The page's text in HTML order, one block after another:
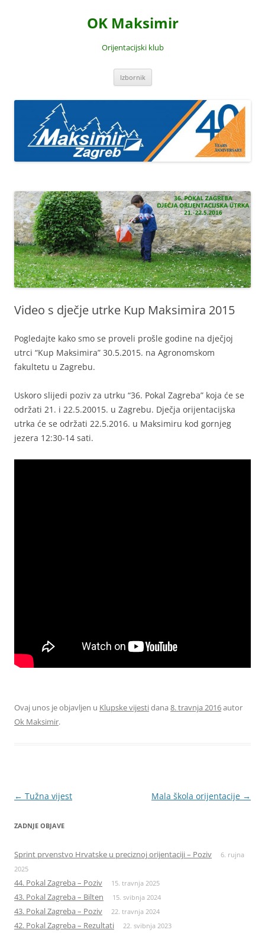
OK Maksimir
Orijentacijski klub
Izbornik
Video s dječje utrke Kup Maksimira 2015
Pogledajte kako smo se proveli prošle godine na dječjoj
utrci “Kup Maksimira” 30.5.2015. na Agronomskom
fakultetu u Zagrebu.
Uskoro slijedi poziv za utrku “36. Pokal Zagreba” koja će se
održati 21. i 22.5.20015. u Zagrebu. Dječja orijentacijska
utrka će se održati 22.5.2016. u Maksimiru kod gornjeg
jezera 12:30-14 sati.
Ovaj unos je objavljen u Klupske vijestidana 8. travnja 2016autor
Ok Maksimir.
Navigacija
← Tužna vijest Mala škola orijentacije →
ZADNJE OBJAVE
Sprint prvenstvo Hrvatske u preciznoj orijentaciji – Poziv
6. rujna
2025
44. Pokal Zagreba – Poziv 15. travnja 2025
43. Pokal Zagreba – Bilten 15. svibnja 2024
43. Pokal Zagreba – Poziv 22. travnja 2024
42. Pokal Zagreba – Rezultati 22. svibnja 2023